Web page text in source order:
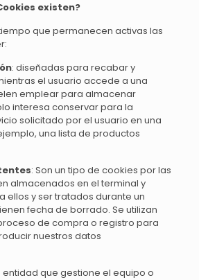
existen?
que permanecen activas las
: diseñadas para recabar y
el usuario accede a una
emplear para almacenar
interesa conservar para la
solicitado por el usuario en una
una lista de productos
: Son un tipo de cookies por las
almacenados en el terminal y
ellos y ser tratados durante un
fecha de borrado. Se utilizan
de compra o registro para
nuestros datos
entidad que gestione el equipo o